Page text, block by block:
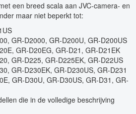
een breed scala aan JVC-camera- en
maar niet beperkt tot:
GR-D2000, GR-D200U, GR-D200US
GR-D20EG, GR-D21, GR-D21EK
GR-D225, GR-D225EK, GR-D22US
GR-D230EK, GR-D230US, GR-D231
GR-D30U, GR-D30US, GR-D31, GR-
die in de volledige beschrijving